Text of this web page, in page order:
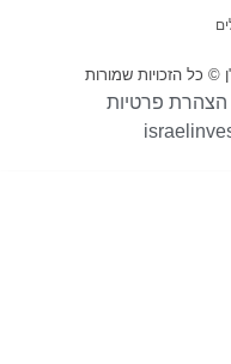
© כל הזכויות שמורות
הצהרת פרטיות